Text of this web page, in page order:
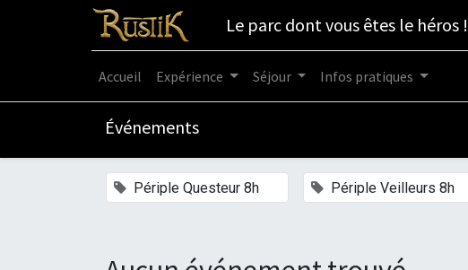
Le parc dont vous êtes le héros !
Accueil Expérience Séjour Infos pratiques
Événements
Périple Questeur 8h Périple Veilleurs 8h